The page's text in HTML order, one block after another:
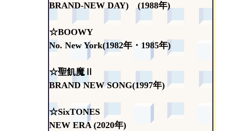
BRAND-NEW DAY) (1988年)
☆BOOWY
No. New York(1982年・1985年)
☆聖飢魔Ⅱ
BRAND NEW SONG(1997年)
☆SixTONES
NEW ERA (2020年)